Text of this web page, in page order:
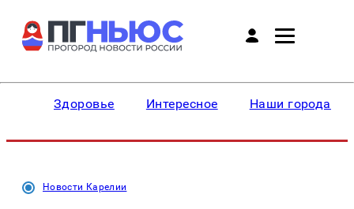
Здоровье Интересное Наши города
Новости Карелии